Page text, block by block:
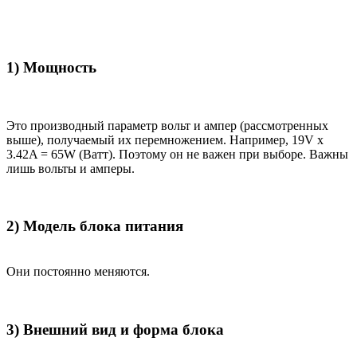
1) Мощность
Это производный параметр вольт и ампер (рассмотренных
выше), получаемый их перемножением. Например, 19V x
3.42A = 65W (Ватт). Поэтому он не важен при выборе. Важны
лишь вольты и амперы.
2) Модель блока питания
Они постоянно меняются.
3) Внешний вид и форма блока